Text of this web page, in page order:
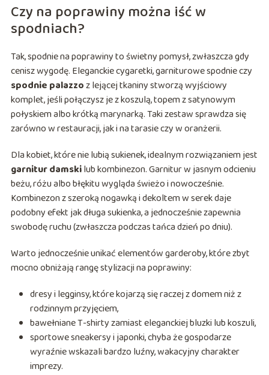
Czy na poprawiny można iść w
spodniach?
Tak, spodnie na poprawiny to świetny pomysł, zwłaszcza gdy
cenisz wygodę. Eleganckie cygaretki, garniturowe spodnie czy
spodnie palazzoz lejącej tkaniny stworzą wyjściowy
komplet, jeśli połączysz je z koszulą, topem z satynowym
połyskiem albo krótką marynarką. Taki zestaw sprawdza się
zarówno w restauracji, jak i na tarasie czy w oranżerii.
Dla kobiet, które nie lubią sukienek, idealnym rozwiązaniem jest
garnitur damskilub kombinezon. Garnitur w jasnym odcieniu
beżu, różu albo błękitu wygląda świeżo i nowocześnie.
Kombinezon z szeroką nogawką i dekoltem w serek daje
podobny efekt jak długa sukienka, a jednocześnie zapewnia
swobodę ruchu (zwłaszcza podczas tańca dzień po dniu).
Warto jednocześnie unikać elementów garderoby, które zbyt
mocno obniżają rangę stylizacji na poprawiny:
dresy i legginsy, które kojarzą się raczej z domem niż z
rodzinnym przyjęciem,
bawełniane T-shirty zamiast eleganckiej bluzki lub koszuli,
sportowe sneakersy i japonki, chyba że gospodarze
wyraźnie wskazali bardzo luźny, wakacyjny charakter
imprezy.